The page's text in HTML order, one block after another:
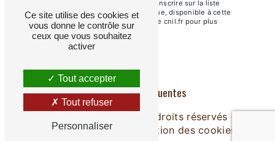
contentieux. Vous avez le droit de vous inscrire sur la liste
d'opposition au démarchage téléphonique, disponible à cette
adresse: Bloctel.gouv.fr. Consultez le site cnil.fr pour plus
d’informations sur vos droits.
Recherches fréquentes
- 2026 - Tous droits réservés -
Mentions légales
Gestion des cookies
Ce site utilise des cookies et
vous donne le contrôle sur
ceux que vous souhaitez
activer
Tout accepter
Tout refuser
Personnaliser